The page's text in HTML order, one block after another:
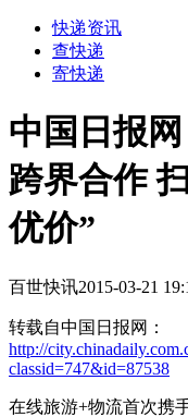
快递资讯
查快递
寄快递
中国日报
跨界合作
优价”
百世快讯2015-03-21
转载自中国日报网：
http://
classid=747&id=87538
在线旅游+物流首次携